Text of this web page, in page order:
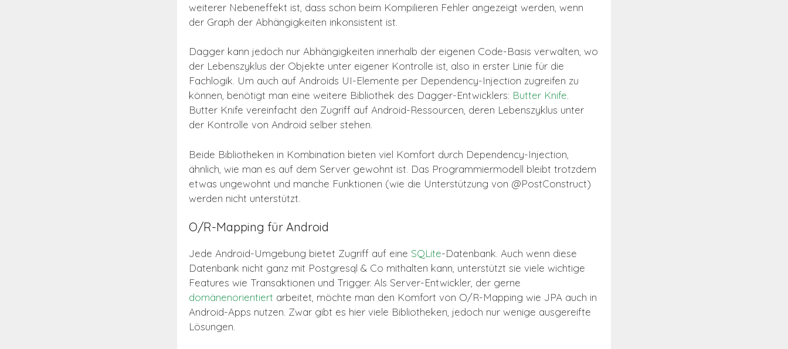
weiterer Nebeneffekt ist, dass schon beim Kompilieren Fehler angezeigt werden, wenn
der Graph der Abhängigkeiten inkonsistent ist.
Dagger kann jedoch nur Abhängigkeiten innerhalb der eigenen Code-Basis verwalten, wo
der Lebenszyklus der Objekte unter eigener Kontrolle ist, also in erster Linie für die
Fachlogik. Um auch auf Androids UI-Elemente per Dependency-Injection zugreifen zu
können, benötigt man eine weitere Bibliothek des Dagger-Entwicklers: Butter Knife.
Butter Knife vereinfacht den Zugriff auf Android-Ressourcen, deren Lebenszyklus unter
der Kontrolle von Android selber stehen.
Beide Bibliotheken in Kombination bieten viel Komfort durch Dependency-Injection,
ähnlich, wie man es auf dem Server gewohnt ist. Das Programmiermodell bleibt trotzdem
etwas ungewohnt und manche Funktionen (wie die Unterstützung von @PostConstruct)
werden nicht unterstützt.
O/R-Mapping für Android
Jede Android-Umgebung bietet Zugriff auf eine SQLite-Datenbank. Auch wenn diese
Datenbank nicht ganz mit Postgresql & Co mithalten kann, unterstützt sie viele wichtige
Features wie Transaktionen und Trigger. Als Server-Entwickler, der gerne
domänenorientiert arbeitet, möchte man den Komfort von O/R-Mapping wie JPA auch in
Android-Apps nutzen. Zwar gibt es hier viele Bibliotheken, jedoch nur wenige ausgereifte
Lösungen.